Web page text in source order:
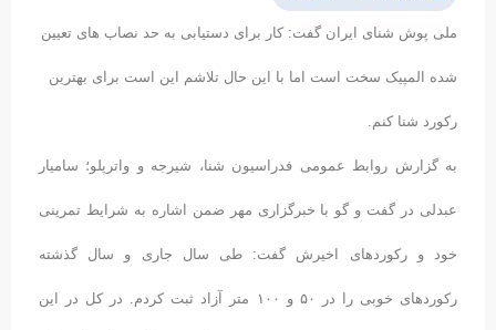
ملی پوش شنای ایران گفت: کار برای دستیابی به حد نصاب های تعیین
شده المپیک سخت است اما با این حال تلاشم این است برای بهترین
رکورد شنا کنم.
به گزارش روابط عمومی فدراسیون شنا، شیرجه و واترپلو؛ سامیار
عبدلی در گفت و گو با خبرگزاری مهر ضمن اشاره به شرایط تمرینی
خود و رکوردهای اخیرش گفت: طی سال جاری و سال گذشته
رکوردهای خوبی را در ۵۰ و ۱۰۰ متر آزاد ثبت کردم. در کل در این